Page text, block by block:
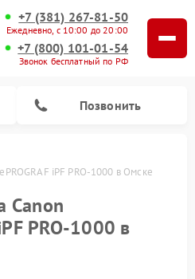
+7 (381) 267-81-50
Ежедневно, с 10:00 до 20:00
+7 (800) 101-01-54
Звонок бесплатный по РФ
Позвонить
iPF PRO-1000 в Омске
Canon
PRO-1000 в